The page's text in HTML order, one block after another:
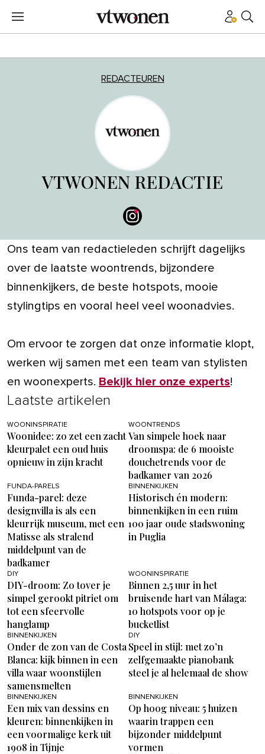
REDACTEUREN
VTWONEN REDACTIE
Ons team van redactieleden schrijft dagelijks
over de laatste woontrends, bijzondere
binnenkijkers, de beste hotspots, mooie
stylingtips en vooral heel veel woonadvies.
Om ervoor te zorgen dat onze informatie klopt,
werken wij samen met een team van stylisten
en woonexperts. Bekijk hier onze experts!
Laatste artikelen
WOONINSPIRATIE
Woonidee: zo zet een zacht
kleurpalet een oud huis
opnieuw in zijn kracht
WOONTRENDS
Van simpele hoek naar
droomspa: de 6 mooiste
douchetrends voor de
badkamer van 2026
FUNDA-PARELS
Funda-parel: deze
designvilla is als een
kleurrijk museum, met een
Matisse als stralend
middelpunt van de
badkamer
BINNENKIJKEN
Historisch én modern:
binnenkijken in een ruim
100 jaar oude stadswoning
in Puglia
DIY
DIY-droom: Zo tover je
simpel gerookt pitriet om
tot een sfeervolle
hanglamp
WOONINSPIRATIE
Binnen 2,5 uur in het
bruisende hart van Málaga:
10 hotspots voor op je
bucketlist
BINNENKIJKEN
Onder de zon van de Costa
Blanca: kijk binnen in een
villa waar woonstijlen
samensmelten
DIY
Speel in stijl: met zo’n
zelfgemaakte pianobank
steel je al helemaal de show
BINNENKIJKEN
Een mix van dessins en
kleuren: binnenkijken in
een voormalige kerk uit
1908 in Tijnje
BINNENKIJKEN
Op hoog niveau: 5 huizen
waarin trappen een
bijzonder middelpunt
vormen